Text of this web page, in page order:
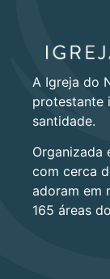
A Igreja do
protestante
santidade.
Organizada
com cerca
adoram em
165 áreas